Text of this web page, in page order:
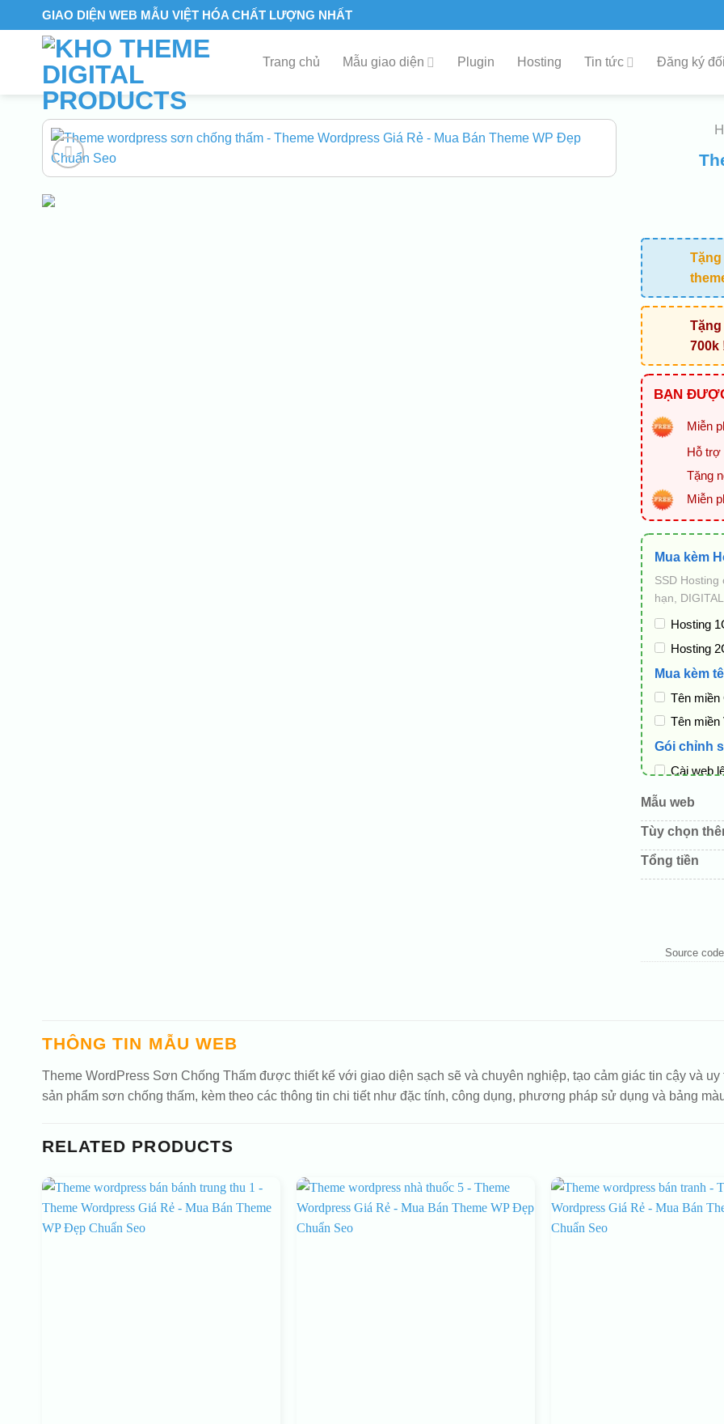
to
GIAO DIỆN WEB MẪU VIỆT HÓA CHẤT LƯỢNG NHẤT
Trang chủ Mẫu giao diện Plugin Hosting Tin tức Đăng ký
700k
BẠN
Miễn
Hỗ trợ
Tặng
Miễn
Mua kèm
SSD
hạn,
Hosting
Hosting
Mua kèm
Tên
Tên
Gói chỉnh
Cài web
Thay
Đổi màu
Sửa
Thay đổi
Mẫu web
Tùy chọn
Tổng tiền
Source
THÔNG TIN MẪU WEB
Theme WordPress Sơn Chống Thấm được thiết kế với giao diện sạch sẽ và chuyên nghiệp, tạo cảm giác tin cậy và
sản phẩm sơn chống thấm, kèm theo các thông tin chi tiết như đặc tính, công dụng, phương pháp sử dụng và bảng
RELATED PRODUCTS